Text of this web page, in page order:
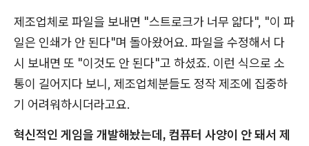
제조업체로 파일을 보내면 "스트로크가 너무 얇다", "이 파
일은 인쇄가 안 된다"며 돌아왔어요. 파일을 수정해서 다
시 보내면 또 "이것도 안 된다"고 하셨죠. 이런 식으로 소
통이 길어지다 보니, 제조업체분들도 정작 제조에 집중하
기 어려워하시더라고요.
혁신적인 게임을 개발해놨는데, 컴퓨터 사양이 안 돼서 제